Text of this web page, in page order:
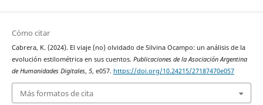
Cómo citar
Cabrera, K. (2024). El viaje (no) olvidado de Silvina Ocampo: un análisis de la
evolución estilométrica en sus cuentos. Publicaciones de la Asociación Argentina
de Humanidades Digitales, 5, e057. https://doi.org/10.24215/27187470e057
Más formatos de cita